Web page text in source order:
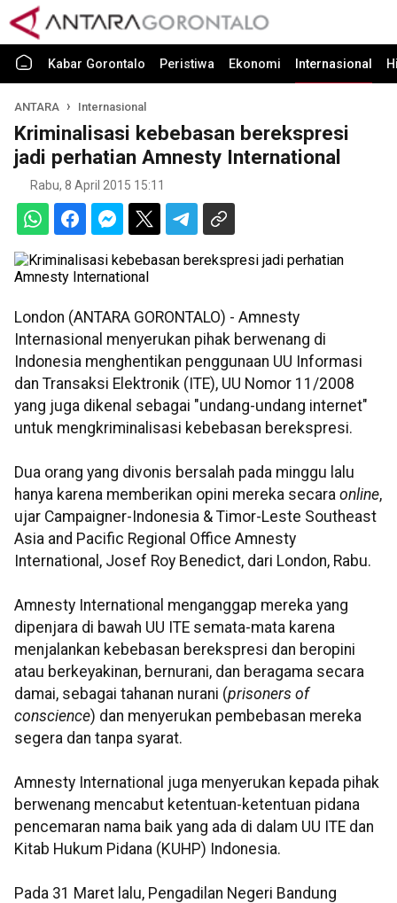
Kabar Gorontalo Peristiwa Ekonomi Internasional
ANTARA Internasional
Kriminalisasi kebebasan berekspresi
jadi perhatian Amnesty International
Rabu, 8 April 2015 15:11
London (ANTARA GORONTALO) - Amnesty
Internasional menyerukan pihak berwenang di
Indonesia menghentikan penggunaan UU Informasi
dan Transaksi Elektronik (ITE), UU Nomor 11/2008
yang juga dikenal sebagai "undang-undang internet"
untuk mengkriminalisasi kebebasan berekspresi.
Dua orang yang divonis bersalah pada minggu lalu
hanya karena memberikan opini mereka secara online,
ujar Campaigner-Indonesia & Timor-Leste Southeast
Asia and Pacific Regional Office Amnesty
International, Josef Roy Benedict, dari London, Rabu.
Amnesty International menganggap mereka yang
dipenjara di bawah UU ITE semata-mata karena
menjalankan kebebasan berekspresi dan beropini
atau berkeyakinan, bernurani, dan beragama secara
damai, sebagai tahanan nurani (prisoners of
conscience) dan menyerukan pembebasan mereka
segera dan tanpa syarat.
Amnesty International juga menyerukan kepada pihak
berwenang mencabut ketentuan-ketentuan pidana
pencemaran nama baik yang ada di dalam UU ITE dan
Kitab Hukum Pidana (KUHP) Indonesia.
Pada 31 Maret lalu, Pengadilan Negeri Bandung